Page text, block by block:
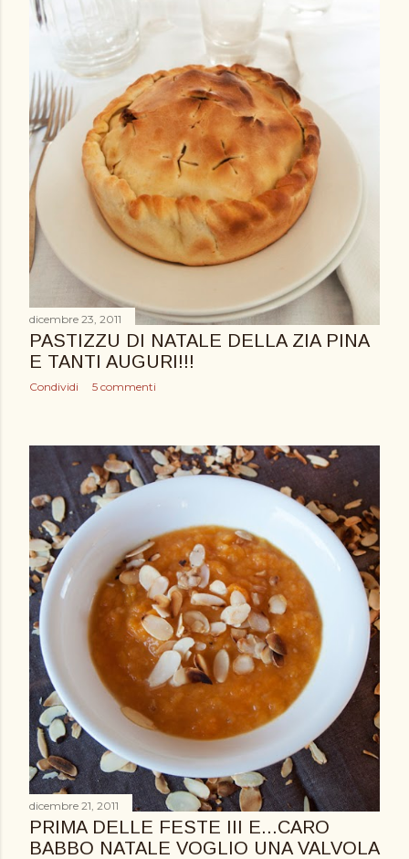
dicembre 23, 2011
PASTIZZU DI NATALE DELLA ZIA PINA
E TANTI AUGURI!!!
Condividi 5 commenti
dicembre 21, 2011
PRIMA DELLE FESTE III E...CARO
BABBO NATALE VOGLIO UNA VALVOLA